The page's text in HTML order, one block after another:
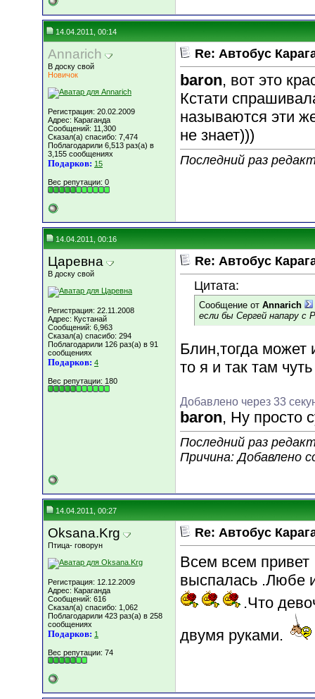
14.04.2011, 00:14
Annarich
В доску свой
Новичок
Регистрация: 20.02.2009
Адрес: Караганда
Сообщений: 11,300
Сказал(а) спасибо: 7,474
Поблагодарили 6,513 раз(а) в
3,155 сообщениях
Подарков: 15
Вес репутации: 0
Re: Автобус
baron, вот это
Кстати
называются эти
не знает)))
Последний раз
14.04.2011, 00:16
Царевна
В доску свой
Регистрация: 22.11.2008
Адрес: Кустанай
Сообщений: 6,963
Сказал(а) спасибо: 294
Поблагодарили 126 раз(а) в 91
сообщениях
Подарков: 4
Вес репутации: 180
Re: Автобус
Цитата:
Сообщение от Annarich
если бы Сергей напару с
Блин,тогда может
то я и так там
Добавлено через 33
baron, Ну просто
Последний раз
Причина: Добавлено
14.04.2011, 00:27
Oksana.Krg
Птица- говорун
Регистрация: 12.12.2009
Адрес: Караганда
Сообщений: 616
Сказал(а) спасибо: 1,062
Поблагодарили 423 раз(а) в 258
сообщениях
Подарков: 1
Вес репутации: 74
Re: Автобус
Всем всем привет
выспалась .Любе
.Что
двумя руками.